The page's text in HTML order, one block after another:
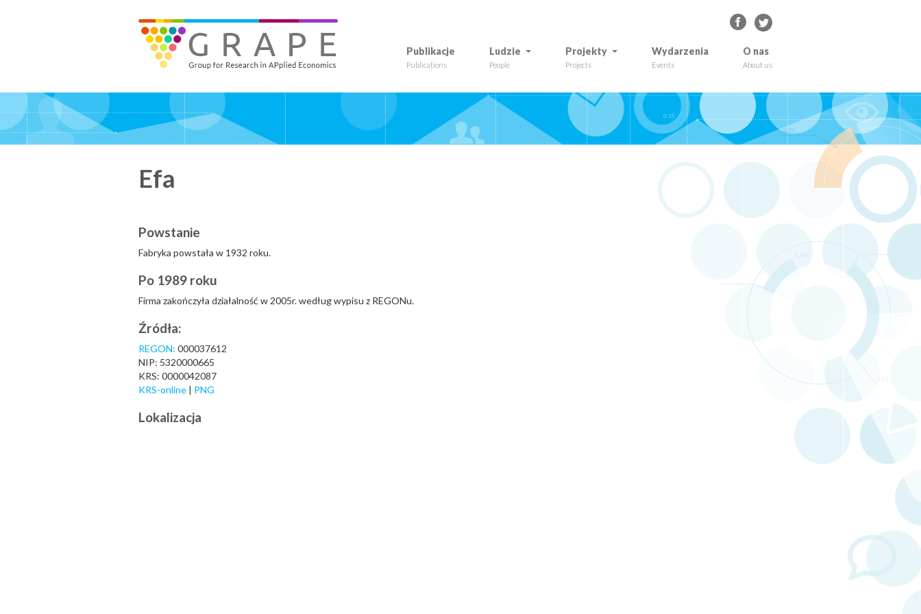
GRAPE - Group for Research in APplied Economics
Publikacje
Publications
Ludzie
People
Projekty
Projects
Wydarzenia
Events
O nas
About us
Efa
Powstanie
Fabryka powstała w 1932 roku.
Po 1989 roku
Firma zakończyła działalność w 2005r. według wypisu z REGONu.
Źródła:
REGON: 000037612
NIP: 5320000665
KRS: 0000042087
KRS-online | PNG
Lokalizacja